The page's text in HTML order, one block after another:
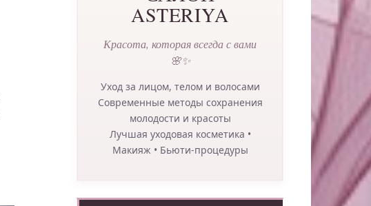
ASTERIYA
Красота, которая всегда с вами
🌸✨
Уход за лицом, телом и волосами
Современные методы сохранения
молодости и красоты
Лучшая уходовая косметика •
Макияж • Бьюти-процедуры